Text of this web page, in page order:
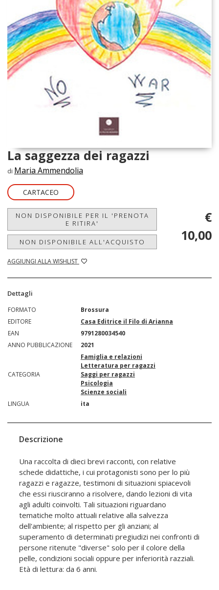
La saggezza dei ragazzi
di Maria Ammendolia
CARTACEO
NON DISPONIBILE PER IL 'PRENOTA
E RITIRA'
NON DISPONIBILE ALL'ACQUISTO
AGGIUNGI ALLA WISHLIST
€
10,00
Dettagli
FORMATO
Brossura
EDITORE
Casa Editrice il Filo di Arianna
EAN
9791280034540
ANNO PUBBLICAZIONE
2021
CATEGORIA
Famiglia e relazioni
Letteratura per ragazzi
Saggi per ragazzi
Psicologia
Scienze sociali
LINGUA
ita
Descrizione
Una raccolta di dieci brevi racconti, con relative
schede didattiche, i cui protagonisti sono per lo più
ragazzi e ragazze, testimoni di situazioni spiacevoli
che essi riusciranno a risolvere, dando lezioni di vita
agli adulti coinvolti. Tali situazioni riguardano
tematiche molto attuali relative alla salvezza
dell'ambiente; al rispetto per gli anziani; al
superamento di determinati pregiudizi nei confronti di
persone ritenute "diverse" solo per il colore della
pelle, condizioni sociali oppure per inferiorità razziali.
Età di lettura: da 6 anni.